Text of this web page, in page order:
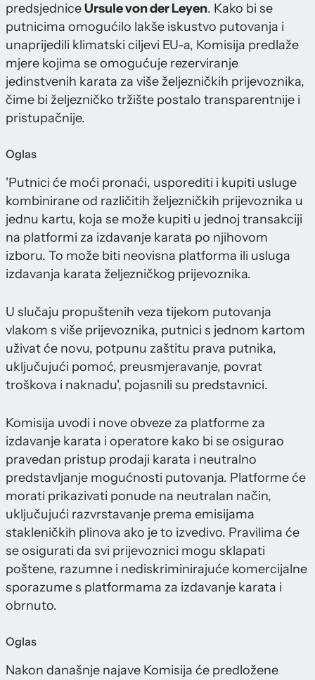
predsjedniceUrsule von der Leyen. Kako bi se
putnicima omogućilo lakše iskustvo putovanja i
unaprijedili klimatski ciljevi EU-a, Komisija predlaže
mjere kojima se omogućuje rezerviranje
jedinstvenih karata za više željezničkih prijevoznika,
čime bi željezničko tržište postalo transparentnije i
pristupačnije.
Oglas
'Putnici će moći pronaći, usporediti i kupiti usluge
kombinirane od različitih željezničkih prijevoznika u
jednu kartu, koja se može kupiti u jednoj transakciji
na platformi za izdavanje karata po njihovom
izboru. To može biti neovisna platforma ili usluga
izdavanja karata željezničkog prijevoznika.
U slučaju propuštenih veza tijekom putovanja
vlakom s više prijevoznika, putnici s jednom kartom
uživat će novu, potpunu zaštitu prava putnika,
uključujući pomoć, preusmjeravanje, povrat
troškova i naknadu', pojasnili su predstavnici.
Komisija uvodi i nove obveze za platforme za
izdavanje karata i operatore kako bi se osigurao
pravedan pristup prodaji karata i neutralno
predstavljanje mogućnosti putovanja. Platforme će
morati prikazivati ponude na neutralan način,
uključujući razvrstavanje prema emisijama
stakleničkih plinova ako je to izvedivo. Pravilima će
se osigurati da svi prijevoznici mogu sklapati
poštene, razumne i nediskriminirajuće komercijalne
sporazume s platformama za izdavanje karata i
obrnuto.
Oglas
Nakon današnje najave Komisija će predložene